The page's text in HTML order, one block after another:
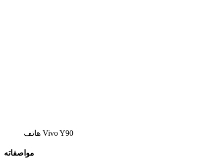
هاتف Vivo Y90
مواصفاته